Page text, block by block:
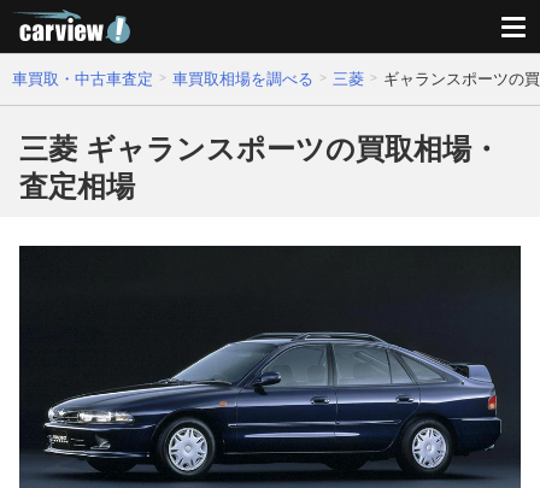
車買取・中古車査定 車買取相場を調べる 三菱 ギャランスポーツの
三菱 ギャランスポーツの買取相場・
査定相場